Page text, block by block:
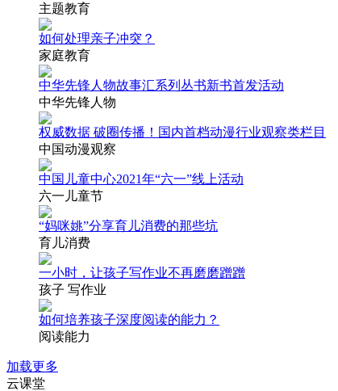
主题教育
如何处理亲子冲突？
家庭教育
中华先锋人物故事汇系列丛书新书首发活动
中华先锋人物
权威数据 破圈传播！国内首档动漫行业观察类栏目
中国动漫观察
中国儿童中心2021年“六一”线上活动
六一儿童节
“妈咪姚”分享育儿消费的那些坑
育儿消费
一小时，让孩子写作业不再磨磨蹭蹭
孩子 写作业
如何培养孩子深度阅读的能力？
阅读能力
加载更多
云课堂